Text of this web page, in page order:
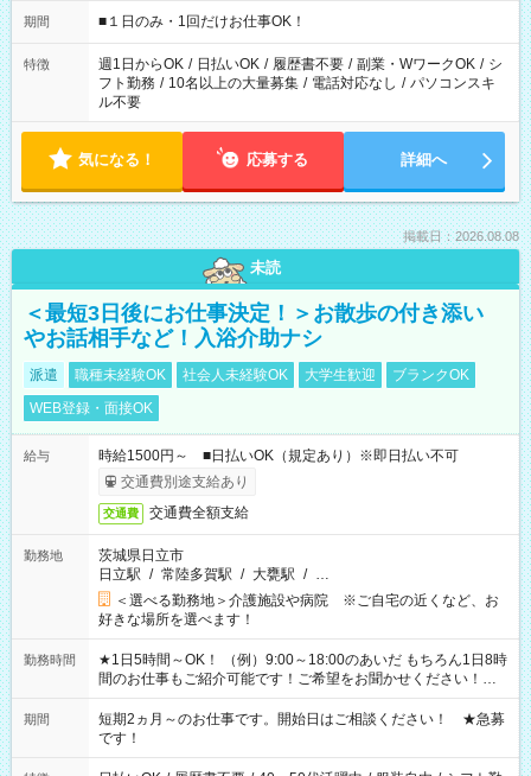
げるお仕事も！ ご希望のお時間に合わせてご紹介！ ※シフトは
ください！
期間 ■１日のみ・1回だけお仕事OK！
特徴 週1日からOK / 日払いOK / 履歴書不要 / 副業・WワークOK / シ
フト勤務 / 10名以上の大量募集 / 電話対応なし / パソコンスキ
ル不要
気になる！ 応募する 詳細へ
掲載日：2026.08.08
未読
＜最短3日後にお仕事決定！＞お散歩の付き添い
やお話相手など！入浴介助ナシ
派遣 職種未経験OK 社会人未経験OK 大学生歓迎
ブランクOK
WEB登録・面接OK
給与
時給1500円～ ■日払いOK（規定あり）※即日払い不可
交通費別途支給あり
交通費 交通費全額支給
勤務地
茨城県日立市
日立駅 / 常陸多賀駅 / 大甕駅 / …
＜選べる勤務地＞介護施設や病院 ※ご自宅の近くなど、お
好きな場所を選べます！
勤務時間
★1日5時間～OK！ （例）9:00～18:00のあいだ もちろん1日8時
間のお仕事もご紹介可能です！ご希望をお聞かせください！★
家庭の都合でお休みが必要な場合も遠慮なくご相談ください。
※週最低15時間以上の勤務が必要です
期間
短期2ヵ月～のお仕事です。開始日はご相談ください！ ★急募
です！